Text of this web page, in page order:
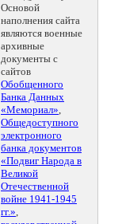
Основой
наполнения сайта
являются военные
архивные
документы с
сайтов
Обобщенного
Банка Данных
«Мемориал»,
Общедоступного
электронного
банка документов
«Подвиг Народа в
Великой
Отечественной
войне 1941-1945
гг.»,